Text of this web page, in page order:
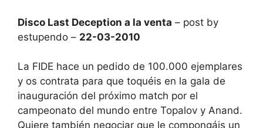
Disco Last Deception a la venta – post by
estupendo – 22-03-2010
La FIDE hace un pedido de 100.000 ejemplares
y os contrata para que toquéis en la gala de
inauguración del próximo match por el
campeonato del mundo entre Topalov y Anand.
Quiere también negociar que le compongáis un